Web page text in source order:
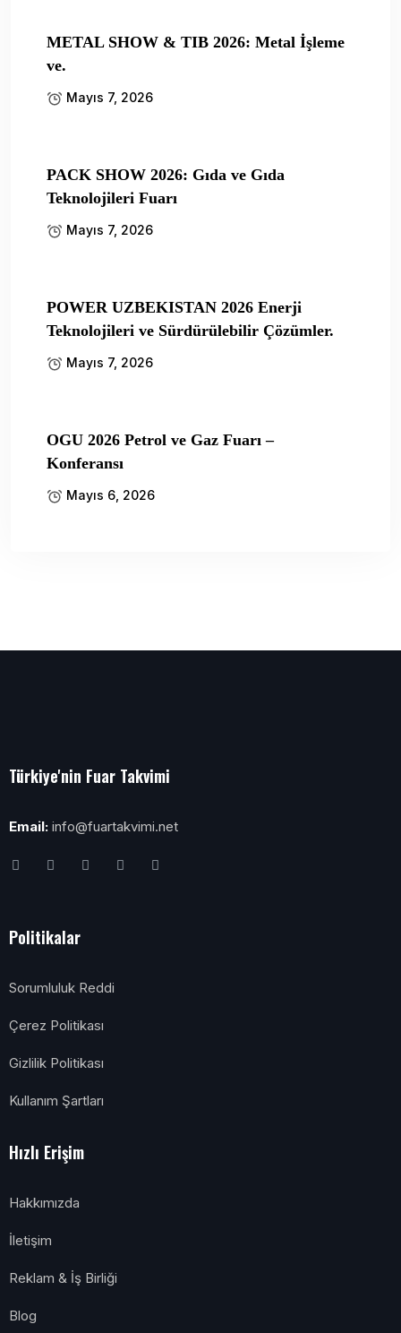
METAL SHOW & TIB 2026: Metal İşleme
ve.
Mayıs 7, 2026
PACK SHOW 2026: Gıda ve Gıda
Teknolojileri Fuarı
Mayıs 7, 2026
POWER UZBEKISTAN 2026 Enerji
Teknolojileri ve Sürdürülebilir Çözümler.
Mayıs 7, 2026
OGU 2026 Petrol ve Gaz Fuarı –
Konferansı
Mayıs 6, 2026
Türkiye'nin Fuar Takvimi
Email: info@fuartakvimi.net
Politikalar
Sorumluluk Reddi
Çerez Politikası
Gizlilik Politikası
Kullanım Şartları
Hızlı Erişim
Hakkımızda
İletişim
Reklam & İş Birliği
Blog